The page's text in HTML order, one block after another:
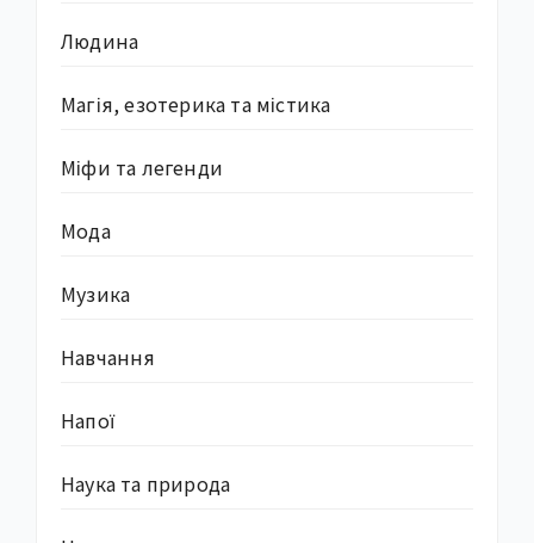
Людина
Магія, езотерика та містика
Міфи та легенди
Мода
Музика
Навчання
Напої
Наука та природа